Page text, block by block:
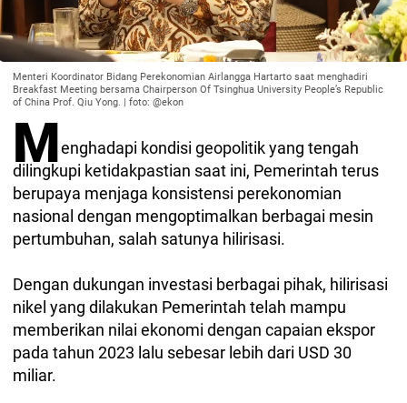
Menteri Koordinator Bidang Perekonomian Airlangga Hartarto saat menghadiri
Breakfast Meeting bersama Chairperson Of Tsinghua University People’s Republic
of China Prof. Qiu Yong. | foto: @ekon
Menghadapi kondisi geopolitik yang tengah
dilingkupi ketidakpastian saat ini, Pemerintah terus
berupaya menjaga konsistensi perekonomian
nasional dengan mengoptimalkan berbagai mesin
pertumbuhan, salah satunya hilirisasi.
Dengan dukungan investasi berbagai pihak, hilirisasi
nikel yang dilakukan Pemerintah telah mampu
memberikan nilai ekonomi dengan capaian ekspor
pada tahun 2023 lalu sebesar lebih dari USD 30
miliar.